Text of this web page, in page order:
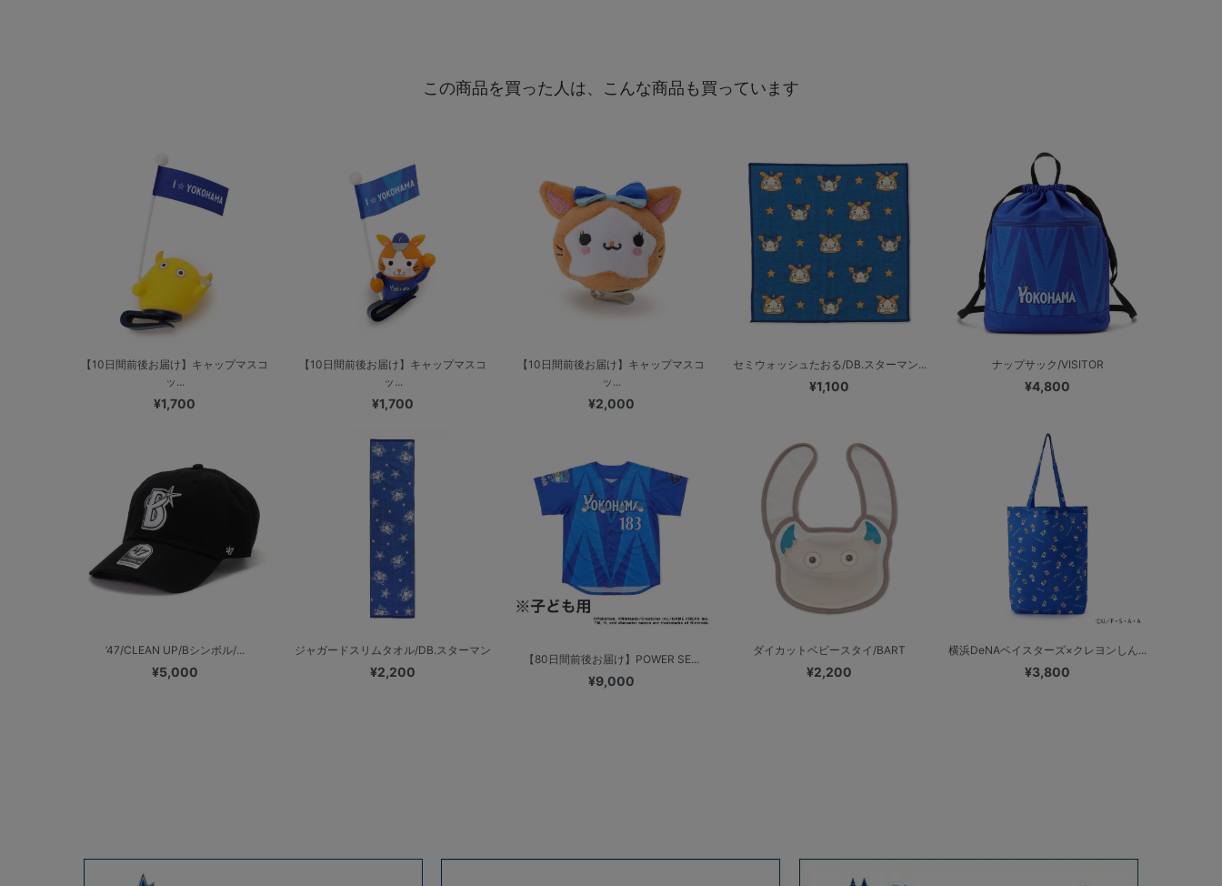
この商品を買った人は、こんな商品も買っています
【10日間前後お届け】キャップマスコ
ッ...
¥1,700
【10日間前後お届け】キャップマスコ
ッ...
¥1,700
【10日間前後お届け】キャップマスコ
ッ...
¥2,000
セミウォッシュたおる/DB.スターマン...
¥1,100
ナップサック/VISITOR
¥4,800
’47/CLEAN UP/Bシンボル/...
¥5,000
ジャガードスリムタオル/DB.スターマン
¥2,200
【80日間前後お届け】POWER SE...
¥9,000
ダイカットベビースタイ/BART
¥2,200
横浜DeNAベイスターズ×クレヨンしん...
¥3,800